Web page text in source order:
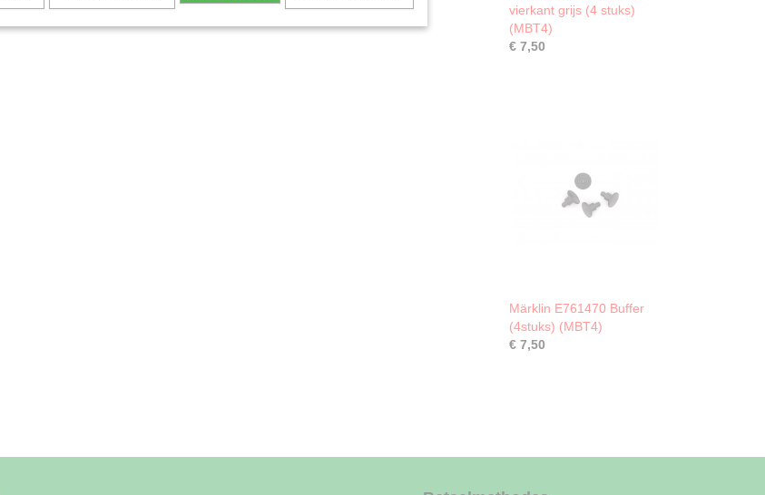
vierkant grijs (4 stuks)
(MBT4)
€ 7,50
Märklin E761470 Buffer
(4stuks) (MBT4)
€ 7,50